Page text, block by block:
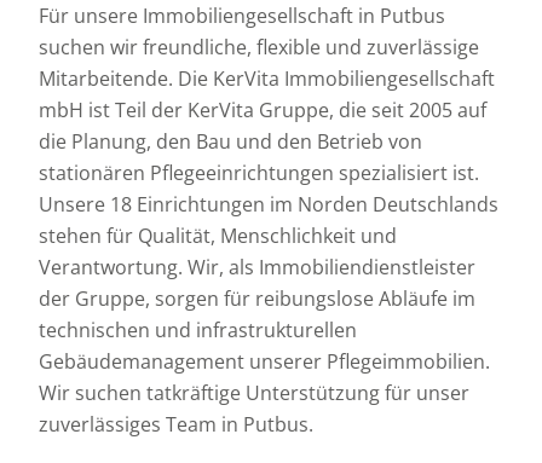
Für unsere Immobiliengesellschaft in Putbus
suchen wir freundliche, flexible und zuverlässige
Mitarbeitende. Die KerVita Immobiliengesellschaft
mbH ist Teil der KerVita Gruppe, die seit 2005 auf
die Planung, den Bau und den Betrieb von
stationären Pflegeeinrichtungen spezialisiert ist.
Unsere 18 Einrichtungen im Norden Deutschlands
stehen für Qualität, Menschlichkeit und
Verantwortung. Wir, als Immobiliendienstleister
der Gruppe, sorgen für reibungslose Abläufe im
technischen und infrastrukturellen
Gebäudemanagement unserer Pflegeimmobilien.
Wir suchen tatkräftige Unterstützung für unser
zuverlässiges Team in Putbus.